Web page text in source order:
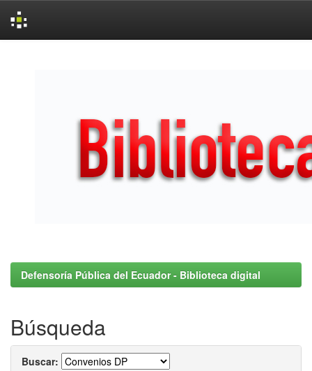
Defensoría Pública del Ecuador - Biblioteca digital
Búsqueda
Buscar: